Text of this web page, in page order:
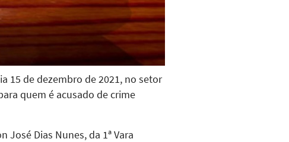
15 de dezembro de 2021, no setor
quem é acusado de crime
Dias Nunes, da 1ª Vara